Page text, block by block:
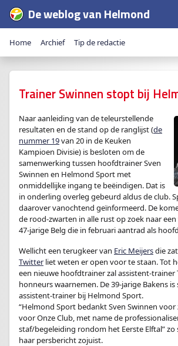
De weblog van Helmond
Home Archief Tip de redactie
Trainer Swinnen stopt bij
Naar aanleiding van de teleurstellende
resultaten en de stand op de ranglijst (de
nummer 19van 20 in de Keuken
Kampioen Divisie) is besloten om de
samenwerking tussen hoofdtrainer Sven
Swinnen en Helmond Sport met
onmiddellijke ingang te beëindigen. Dat is
in onderling overleg gebeurd aldus de club.
daarover vanochtend geïnformeerd. De
de rood-zwarten in alle rust op zoek naar
47-jarige Belg die in februari aantrad als
Wellicht een terugkeer van Eric Meijersdie
Twitter liet weten er open voor te staan. Tot
een nieuwe hoofdtrainer zal assistent-trainer
honneurs waarnemen. De 39-jarige Bakens is
assistent-trainer bij Helmond Sport.
“Helmond Sport bedankt Sven Swinnen
voor Onze Club, met name de
staf/begeleiding rondom het Eerste Elftal” zo
haar persbericht zojuist.